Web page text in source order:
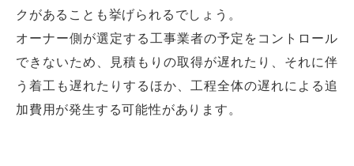
クがあることも挙げられるでしょう。
オーナー側が選定する工事業者の予定をコントロール
できないため、見積もりの取得が遅れたり、それに伴
う着工も遅れたりするほか、工程全体の遅れによる追
加費用が発生する可能性があります。